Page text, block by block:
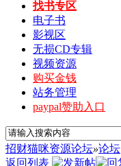
找书专区
电子书
影视区
无损CD专辑
视频资源
购买金钱
站务管理
paypal赞助入口
招财猫咪资源论坛»论坛
返回列表